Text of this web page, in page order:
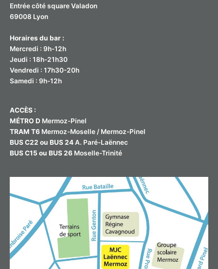
Entrée côté square Valadon
69008 Lyon
Horaires du bar :
Mercredi : 9h-12h
Jeudi : 18h-21h30
Vendredi : 17h30-20h
Samedi : 9h-12h
ACCÈS :
MÉTRO D Mermoz-Pinel
TRAM T6 Mermoz-Moselle / Mermoz-Pinel
BUS C22 ou BUS 24 A. Paré-Laënnec
BUS C15 ou BUS 26 Moselle-Trinité